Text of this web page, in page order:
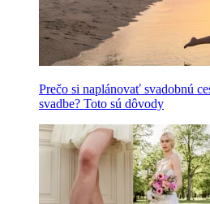
Prečo si naplánovať svadobnú
svadbe? Toto sú dôvody